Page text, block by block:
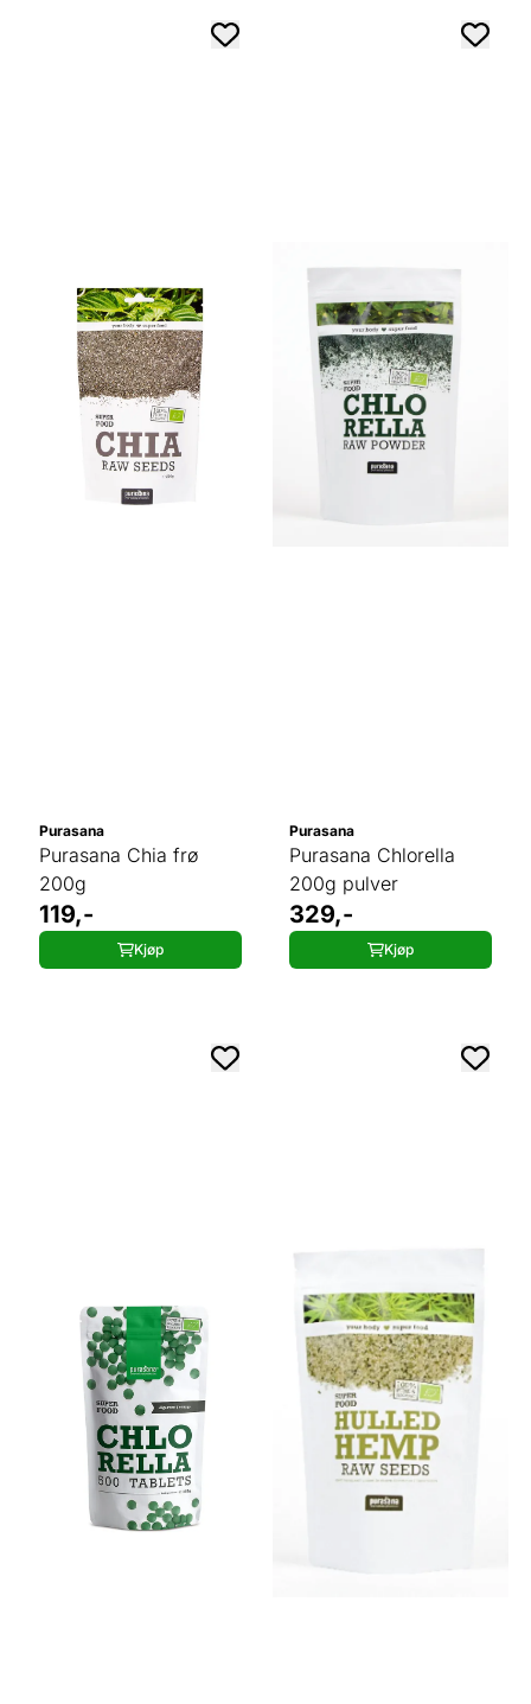
Purasana
Purasana Chia frø
200g
119,-
Kjøp
Purasana
Purasana Chlorella
200g pulver
329,-
Kjøp